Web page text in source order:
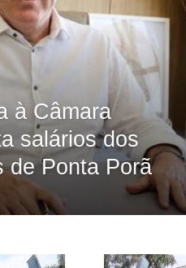
Porã
à Câmara
salários dos
de Ponta Porã